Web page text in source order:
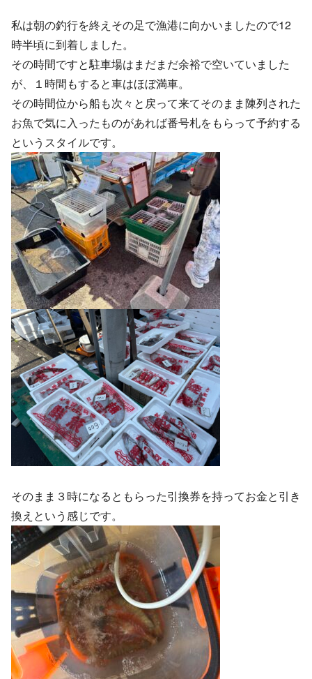
私は朝の釣行を終えその足で漁港に向かいましたので12
時半頃に到着しました。
その時間ですと駐車場はまだまだ余裕で空いていました
が、１時間もすると車はほぼ満車。
その時間位から船も次々と戻って来てそのまま陳列された
お魚で気に入ったものがあれば番号札をもらって予約する
というスタイルです。
そのまま３時になるともらった引換券を持ってお金と引き
換えという感じです。